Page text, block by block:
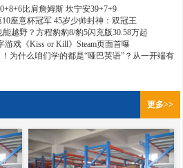
比肩詹姆斯 坎宁安39+7+9
座意杯冠军 45岁少帅封神：双冠王
野？方程豹豹8/豹5闪充版30.58万起
戏《Kiss or Kill》Steam页面首曝
什么咱们学的都是“哑巴英语”？从一开端有
更多>>